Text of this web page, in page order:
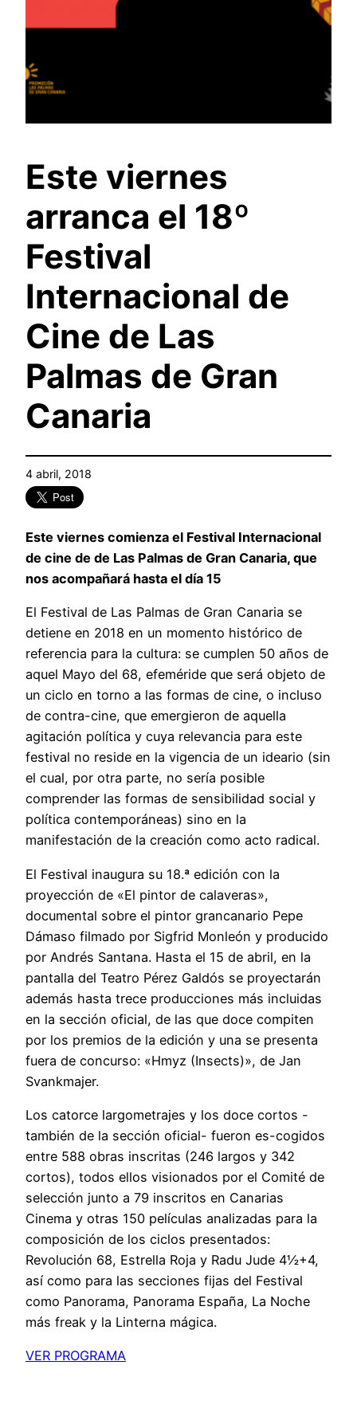
Este viernes
arranca el 18º
Festival
Internacional de
Cine de Las
Palmas de Gran
Canaria
4 abril, 2018
Este viernes comienza el Festival Internacional
de cine de de Las Palmas de Gran Canaria, que
nos acompañará hasta el día 15
El Festival de Las Palmas de Gran Canaria se
detiene en 2018 en un momento histórico de
referencia para la cultura: se cumplen 50 años de
aquel Mayo del 68, efeméride que será objeto de
un ciclo en torno a las formas de cine, o incluso
de contra-cine, que emergieron de aquella
agitación política y cuya relevancia para este
festival no reside en la vigencia de un ideario (sin
el cual, por otra parte, no sería posible
comprender las formas de sensibilidad social y
política contemporáneas) sino en la
manifestación de la creación como acto radical.
El Festival inaugura su 18.ª edición con la
proyección de «El pintor de calaveras»,
documental sobre el pintor grancanario Pepe
Dámaso filmado por Sigfrid Monleón y producido
por Andrés Santana. Hasta el 15 de abril, en la
pantalla del Teatro Pérez Galdós se proyectarán
además hasta trece producciones más incluidas
en la sección oficial, de las que doce compiten
por los premios de la edición y una se presenta
fuera de concurso: «Hmyz (Insects)», de Jan
Svankmajer.
Los catorce largometrajes y los doce cortos -
también de la sección oficial- fueron es-cogidos
entre 588 obras inscritas (246 largos y 342
cortos), todos ellos visionados por el Comité de
selección junto a 79 inscritos en Canarias
Cinema y otras 150 películas analizadas para la
composición de los ciclos presentados:
Revolución 68, Estrella Roja y Radu Jude 4½+4,
así como para las secciones fijas del Festival
como Panorama, Panorama España, La Noche
más freak y la Linterna mágica.
VER PROGRAMA